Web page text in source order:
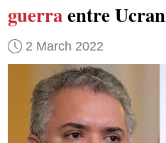
guerraentre
2 March 2022